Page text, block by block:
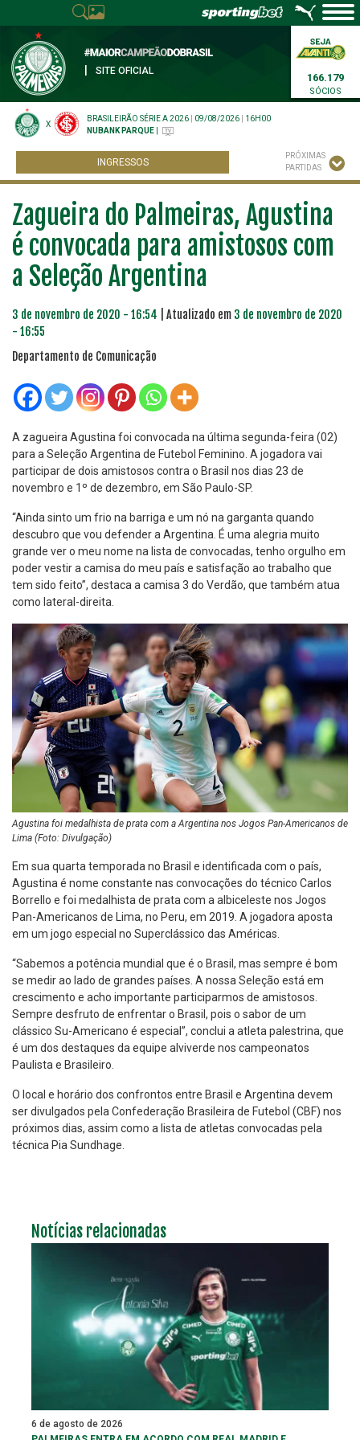
SITE OFICIAL
166.179
SÓCIOS
X
BRASILEIRÃO SÉRIE A 2026 09/08/2026
16H00
NUBANK PARQUE
INGRESSOS
PRÓXIMAS
PARTIDAS
Zagueira do Palmeiras, Agustina
é convocada para amistosos com
a Seleção Argentina
3 de novembro de 2020 - 16:54 | Atualizado em 3 de novembro de 2020
- 16:55
Departamento de Comunicação
A zagueira Agustina foi convocada na última segunda-feira (02)
para a Seleção Argentina de Futebol Feminino. A jogadora vai
participar de dois amistosos contra o Brasil nos dias 23 de
novembro e 1º de dezembro, em São Paulo-SP.
“Ainda sinto um frio na barriga e um nó na garganta quando
descubro que vou defender a Argentina. É uma alegria muito
grande ver o meu nome na lista de convocadas, tenho orgulho em
poder vestir a camisa do meu país e satisfação ao trabalho que
tem sido feito”, destaca a camisa 3 do Verdão, que também atua
como lateral-direita.
Agustina foi medalhista de prata com a Argentina nos Jogos Pan-Americanos de
Lima (Foto: Divulgação)
Em sua quarta temporada no Brasil e identificada com o país,
Agustina é nome constante nas convocações do técnico Carlos
Borrello e foi medalhista de prata com a albiceleste nos Jogos
Pan-Americanos de Lima, no Peru, em 2019. A jogadora aposta
em um jogo especial no Superclássico das Américas.
“Sabemos a potência mundial que é o Brasil, mas sempre é bom
se medir ao lado de grandes países. A nossa Seleção está em
crescimento e acho importante participarmos de amistosos.
Sempre desfruto de enfrentar o Brasil, pois o sabor de um
clássico Su-Americano é especial”, conclui a atleta palestrina, que
é um dos destaques da equipe alviverde nos campeonatos
Paulista e Brasileiro.
O local e horário dos confrontos entre Brasil e Argentina devem
ser divulgados pela Confederação Brasileira de Futebol (CBF) nos
próximos dias, assim como a lista de atletas convocadas pela
técnica Pia Sundhage.
Notícias relacionadas
6 de agosto de 2026